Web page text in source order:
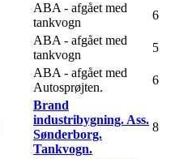
ABA - afgået med
tankvogn
6
ABA - afgået med
tankvogn
5
ABA - afgået med
Autosprøjten.
6
Brand
industribygning. Ass.
Sønderborg.
Tankvogn.
8